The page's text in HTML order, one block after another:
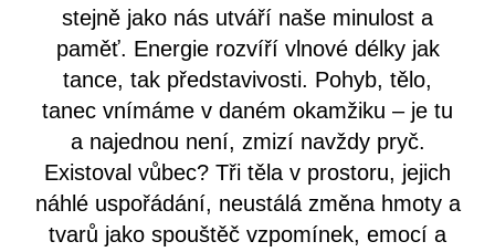
stejně jako nás utváří naše minulost a
paměť. Energie rozvíří vlnové délky jak
tance, tak představivosti. Pohyb, tělo,
tanec vnímáme v daném okamžiku – je tu
a najednou není, zmizí navždy pryč.
Existoval vůbec? Tři těla v prostoru, jejich
náhlé uspořádání, neustálá změna hmoty a
tvarů jako spouštěč vzpomínek, emocí a